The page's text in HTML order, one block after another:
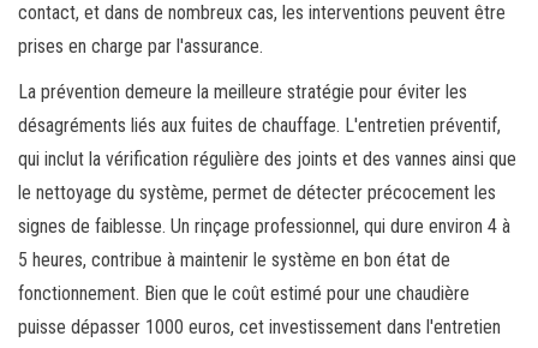
contact, et dans de nombreux cas, les interventions peuvent être
prises en charge par l'assurance.
La prévention demeure la meilleure stratégie pour éviter les
désagréments liés aux fuites de chauffage. L'entretien préventif,
qui inclut la vérification régulière des joints et des vannes ainsi que
le nettoyage du système, permet de détecter précocement les
signes de faiblesse. Un rinçage professionnel, qui dure environ 4 à
5 heures, contribue à maintenir le système en bon état de
fonctionnement. Bien que le coût estimé pour une chaudière
puisse dépasser 1000 euros, cet investissement dans l'entretien